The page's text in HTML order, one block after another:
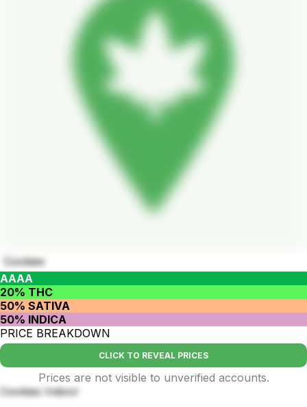
Cookies
AAAA
20% THC
50% SATIVA
50% INDICA
PRICE BREAKDOWN
CLICK TO REVEAL PRICES
Prices are not visible to unverified accounts.
Cookies Indoor